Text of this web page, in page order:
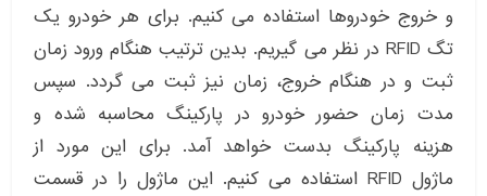
و خروج خودروها استفاده می کنیم. برای هر خودرو یک
تگ RFID در نظر می گیریم. بدین ترتیب هنگام ورود زمان
ثبت و در هنگام خروج، زمان نیز ثبت می گردد. سپس
مدت زمان حضور خودرو در پارکینگ محاسبه شده و
هزینه پارکینگ بدست خواهد آمد. برای این مورد از
ماژول RFID استفاده می کنیم. این ماژول را در قسمت